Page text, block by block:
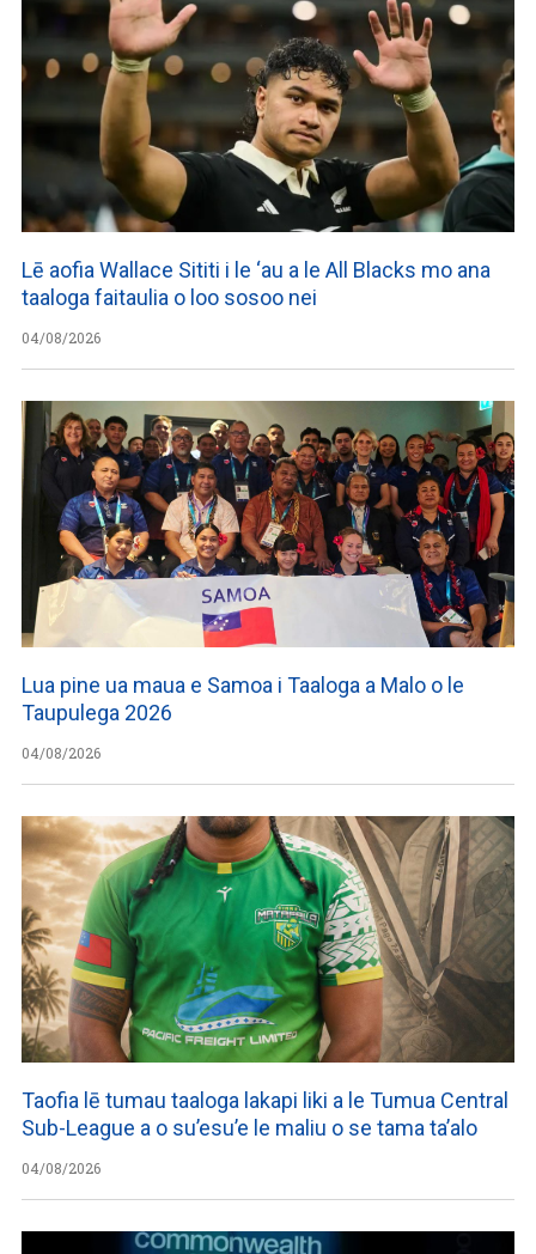
Lē aofia Wallace Sititi i le ‘au a le All Blacks mo ana
taaloga faitaulia o loo sosoo nei
04/08/2026
Lua pine ua maua e Samoa i Taaloga a Malo o le
Taupulega 2026
04/08/2026
Taofia lē tumau taaloga lakapi liki a le Tumua Central
Sub-League a o su’esu’e le maliu o se tama ta’alo
04/08/2026